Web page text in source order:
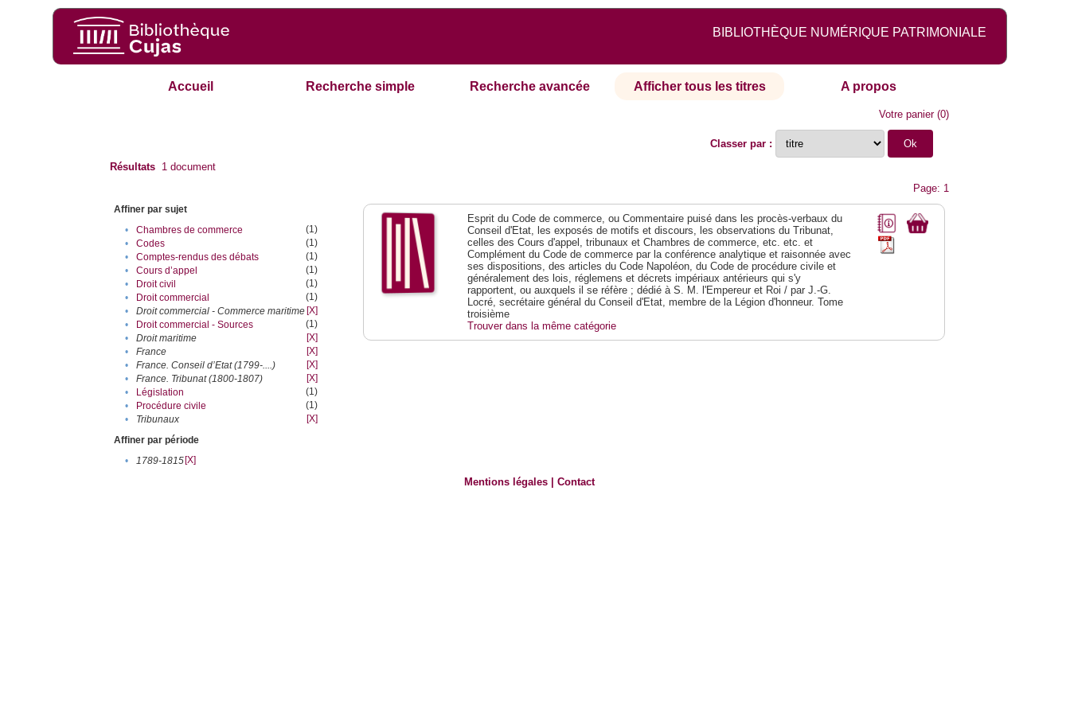
BIBLIOTHÈQUE NUMÉRIQUE PATRIMONIALE
Accueil Recherche simple Recherche avancée Afficher tous les titres A propos
Votre panier(0)
Classer par :
Résultats 1 document
Page: 1
Affiner par sujet
•
Chambres de commerce
(1)
•
Codes
(1)
•
Comptes-rendus des débats
(1)
•
Cours d’appel
(1)
•
Droit civil
(1)
•
Droit commercial
(1)
•
Droit commercial - Commerce maritime [X]
•
Droit commercial - Sources
(1)
•
Droit maritime
[X]
•
France
[X]
•
France. Conseil d’Etat (1799-....)
[X]
•
France. Tribunat (1800-1807)
[X]
•
Législation
(1)
•
Procédure civile
(1)
•
Tribunaux
[X]
Affiner par période
•
1789-1815[X]
Esprit du Code de commerce, ou Commentaire puisé dans les procès-verbaux du
Conseil d'Etat, les exposés de motifs et discours, les observations du Tribunat,
celles des Cours d'appel, tribunaux et Chambres de commerce, etc. etc. et
Complément du Code de commerce par la conférence analytique et raisonnée avec
ses dispositions, des articles du Code Napoléon, du Code de procédure civile et
généralement des lois, réglemens et décrets impériaux antérieurs qui s'y
rapportent, ou auxquels il se réfère ; dédié à S. M. l'Empereur et Roi / par J.-G.
Locré, secrétaire général du Conseil d'Etat, membre de la Légion d'honneur. Tome
troisième
Trouver dans la même catégorie
Mentions légales |Contact